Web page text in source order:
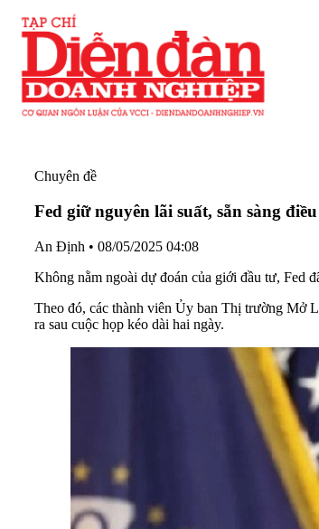
Chuyên đề
Fed giữ nguyên lãi suất, sẵn sàng
An Định • 08/05/2025 04:08
Không nằm ngoài dự đoán của giới đầu tư, Fed
Theo đó, các thành viên Ủy ban Thị trường Mở
ra sau cuộc họp kéo dài hai ngày.